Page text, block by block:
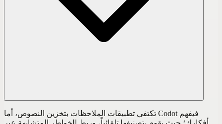
تكتفي تطبيقات الملاحظات بتخزين النصوص، أما Codot فيفهم